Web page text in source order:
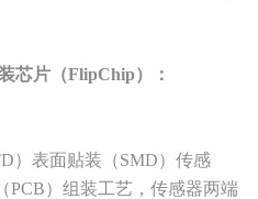
芯片（FlipChip）：
）表面贴装（SMD）传感
PCB）组装工艺，传感器两端